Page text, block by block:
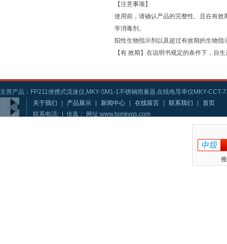
【注意事项】
使用前，请确认产品的完整性、且在有
学消毒剂。
阳性生物指示剂以及超过有效期的生物
【有 效期】在说明书规定的条件下，自
主营产品：FP211便携式流速仪,MKY-SM1-1不锈钢雨量器,在线电导率仪MKY-CCT-
关于我们
产品展示 新闻中心 在线留言 联系我们
首页
联系电话: | 传真： 网址:www.bjmkygs.com